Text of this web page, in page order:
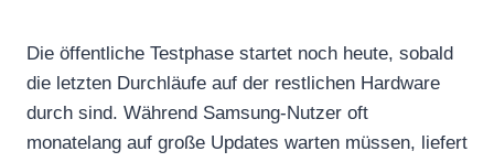
Die öffentliche Testphase startet noch heute, sobald
die letzten Durchläufe auf der restlichen Hardware
durch sind. Während Samsung-Nutzer oft
monatelang auf große Updates warten müssen, liefert